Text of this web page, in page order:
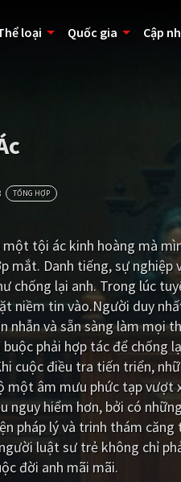
loại Quốc gia Cập
TỔNG HỢP
tội ác kinh hoàng mà
mắt. Danh tiếng, sự
chống lại anh. Trong lúc
niềm tin vào.Người duy
nhẫn và sẵn sàng làm mọi
buộc phải hợp tác để
cuộc điều tra tiến triển,
một âm mưu phức tạp vượt
nguy hiểm hơn, bởi có
pháp lý và trinh thám
luật sư trẻ không chỉ
đời anh mãi mãi.